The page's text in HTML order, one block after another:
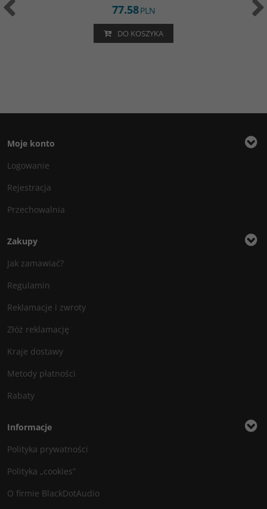
77.58PLN
DO KOSZYKA
Moje konto
Logowanie
Rejestracja
Przechowalnia
Zakupy
Jak zamawiać?
Regulamin
Reklamacje i zwroty
Złóż reklamację
Kraje dostawy
Metody płatności
Rabaty
Informacje
Polityka prywatności
Polityka „cookies”
O firmie BlackDotAudio